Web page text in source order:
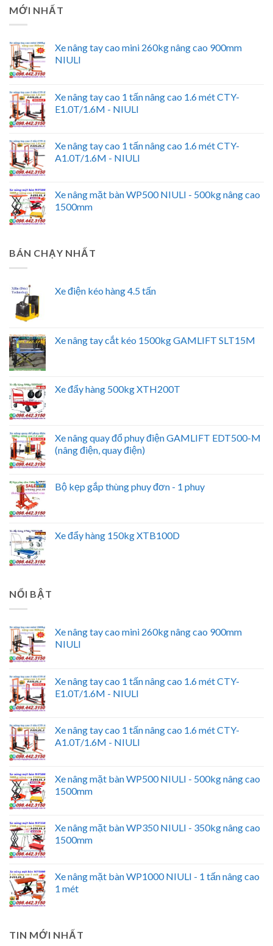
MỚI NHẤT
Xe nâng tay cao mini 260kg nâng cao 900mm
NIULI
Xe nâng tay cao 1 tấn nâng cao 1.6 mét CTY-
E1.0T/1.6M - NIULI
Xe nâng tay cao 1 tấn nâng cao 1.6 mét CTY-
A1.0T/1.6M - NIULI
Xe nâng mặt bàn WP500 NIULI - 500kg nâng cao
1500mm
BÁN CHẠY NHẤT
Xe điện kéo hàng 4.5 tấn
Xe nâng tay cắt kéo 1500kg GAMLIFT SLT15M
Xe đẩy hàng 500kg XTH200T
Xe nâng quay đổ phuy điện GAMLIFT EDT500-M
(nâng điện, quay điện)
Bộ kẹp gắp thùng phuy đơn - 1 phuy
Xe đẩy hàng 150kg XTB100D
NỔI BẬT
Xe nâng tay cao mini 260kg nâng cao 900mm
NIULI
Xe nâng tay cao 1 tấn nâng cao 1.6 mét CTY-
E1.0T/1.6M - NIULI
Xe nâng tay cao 1 tấn nâng cao 1.6 mét CTY-
A1.0T/1.6M - NIULI
Xe nâng mặt bàn WP500 NIULI - 500kg nâng cao
1500mm
Xe nâng mặt bàn WP350 NIULI - 350kg nâng cao
1500mm
Xe nâng mặt bàn WP1000 NIULI - 1 tấn nâng cao
1 mét
TIN MỚI NHẤT